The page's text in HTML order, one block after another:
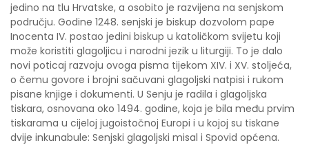
jedino na tlu Hrvatske, a osobito je razvijena na senjskom
području. Godine 1248. senjski je biskup dozvolom pape
Inocenta IV. postao jedini biskup u katoličkom svijetu koji
može koristiti glagoljicu i narodni jezik u liturgiji. To je dalo
novi poticaj razvoju ovoga pisma tijekom XIV. i XV. stoljeća,
o čemu govore i brojni sačuvani glagoljski natpisi i rukom
pisane knjige i dokumenti. U Senju je radila i glagoljska
tiskara, osnovana oko 1494. godine, koja je bila među prvim
tiskarama u cijeloj jugoistočnoj Europi i u kojoj su tiskane
dvije inkunabule: Senjski glagoljski misal i Spovid općena.